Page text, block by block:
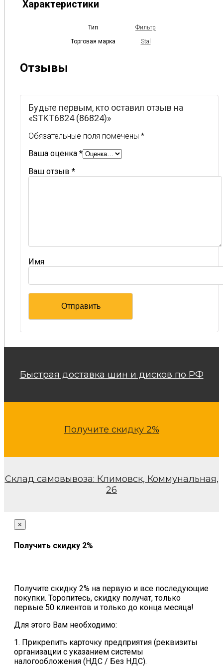
Характеристики
Тип
Фильтр
Торговая марка
Stal
Отзывы
Будьте первым, кто оставил отзыв на
«STKT6824 (86824)»
Обязательные поля помечены *
Ваша оценка *
Ваш отзыв *
Имя
Быстрая доставка шин и дисков по РФ
Получите скидку 2%
Склад самовывоза: Климовск, Коммунальная,
26
×
Получить скидку 2%
Получите скидку 2% на первую и все последующие
покупки. Торопитесь, скидку получат, только
первые 50 клиентов и только до конца месяца!
Для этого Вам необходимо:
1. Прикрепить карточку предприятия (реквизиты
организации с указанием системы
налогообложения (НДС / Без НДС).